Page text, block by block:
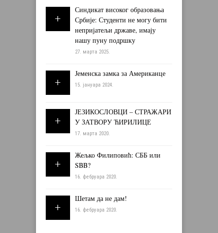
Синдикат високог образовања
Србије: Студенти не могу бити
непријатељи државе, имају
нашу пуну подршку
27. марта 2025.
Јеменска замка за Американце
15. јануара 2024.
ЈЕЗИКОСЛОВЦИ – СТРАЖАРИ
У ЗАТВОРУ ЋИРИЛИЦЕ
17. марта 2020.
Жељко Филиповић: СББ или
SBB?
16. фебруара 2020.
Шетам да не дам!
16. фебруара 2020.